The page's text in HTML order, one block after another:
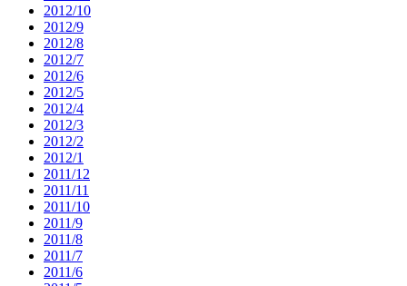
2012/10
2012/9
2012/8
2012/7
2012/6
2012/5
2012/4
2012/3
2012/2
2012/1
2011/12
2011/11
2011/10
2011/9
2011/8
2011/7
2011/6